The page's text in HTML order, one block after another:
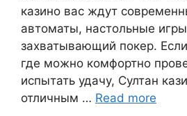
казино вас ждут
автоматы, настольные
захватывающий покер.
где можно комфортно
испытать удачу, Султан
отличным … Read more